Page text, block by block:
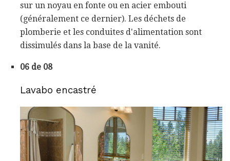
sur un noyau en fonte ou en acier embouti
(généralement ce dernier). Les déchets de
plomberie et les conduites d'alimentation sont
dissimulés dans la base de la vanité.
06 de 08
Lavabo encastré